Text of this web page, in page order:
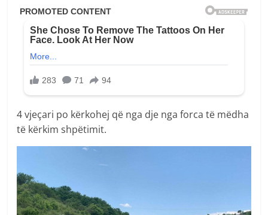
4 vjeçari po kërkohej që nga dje nga forca të mëdha
të kërkim shpëtimit.